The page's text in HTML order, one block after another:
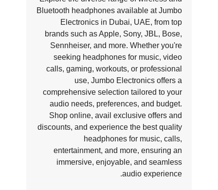
Bluetooth headphones available at Jumbo
Electronics in Dubai, UAE, from top
brands such as Apple, Sony, JBL, Bose,
Sennheiser, and more. Whether you're
seeking headphones for music, video
calls, gaming, workouts, or professional
use, Jumbo Electronics offers a
comprehensive selection tailored to your
audio needs, preferences, and budget.
Shop online, avail exclusive offers and
discounts, and experience the best quality
headphones for music, calls,
entertainment, and more, ensuring an
immersive, enjoyable, and seamless
audio experience.